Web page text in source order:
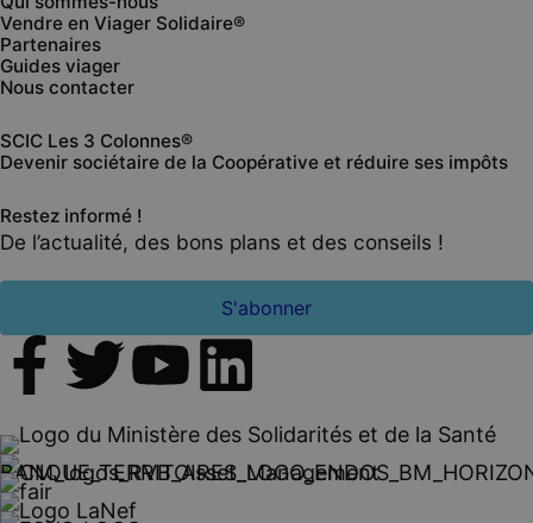
Vendre en Viager Solidaire®
Partenaires
Guides viager
Nous contacter
SCIC Les 3 Colonnes®
Devenir sociétaire de la Coopérative et réduire ses impôts
Restez informé !
De l’actualité, des bons plans et des conseils !
S'abonner